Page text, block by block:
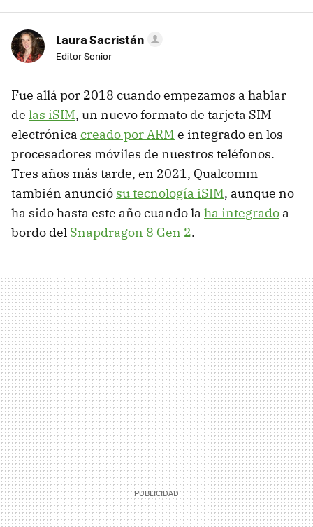
Laura Sacristán
Editor Senior
Fue allá por 2018 cuando empezamos a hablar
de las iSIM, un nuevo formato de tarjeta SIM
electrónica creado por ARM e integrado en los
procesadores móviles de nuestros teléfonos.
Tres años más tarde, en 2021, Qualcomm
también anunció su tecnología iSIM, aunque no
ha sido hasta este año cuando la ha integrado a
bordo del Snapdragon 8 Gen 2.